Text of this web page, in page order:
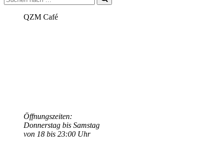
nach …
QZM Café
Öffnungszeiten:
Donnerstag bis Samstag
von 18 bis 23:00 Uhr